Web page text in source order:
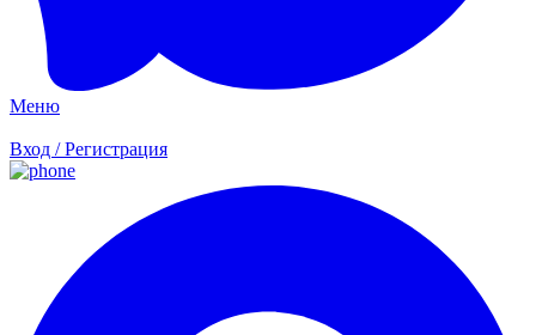
Меню
Вход / Регистрация